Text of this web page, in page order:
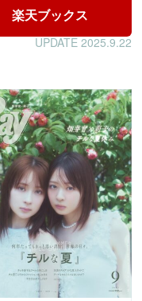
楽天ブックス
UPDATE 2025.9.22